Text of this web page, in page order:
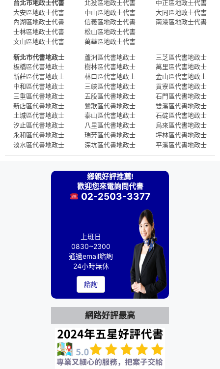
台北市地政士代書
大安區地政士代書
內湖區地政士代書
士林區地政士代書
文山區地政士代書
北投區地政士代書
中山區地政士代書
信義區地政士代書
松山區地政士代書
萬華區地政士代書
中正區地政士代書
大同區地政士代書
南港區地政士代書
新北市代書地政士
板橋區代書地政士
新莊區代書地政士
中和區代書地政士
三重區代書地政士
新店區代書地政士
土城區代書地政士
汐止區代書地政士
永和區代書地政士
淡水區代書地政士
蘆洲區代書地政士
樹林區代書地政士
林口區代書地政士
三峽區代書地政士
五股區代書地政士
鶯歌區代書地政士
泰山區代書地政士
八里區代書地政士
瑞芳區代書地政士
深坑區代書地政士
三芝區代書地政士
萬里區代書地政士
金山區代書地政士
貢寮區代書地政士
石門區代書地政士
雙溪區代書地政士
石碇區代書地政士
烏來區代書地政士
坪林區代書地政士
平溪區代書地政士
鄉親好評推薦!
歡迎您來電詢問代書
02-2503-3377
上班日
0830~2300
通過email諮詢
24小時無休
諮詢
網路好評最高